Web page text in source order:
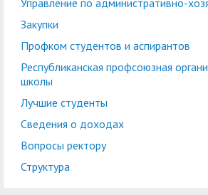
Международная
деятельность
Закупки
Республиканская
Центр тестирования
иностранных граждан
по русскому языку
Центр
Центр русского языка
Управление по административно-
Закупки
Профком студентов и аспирантов
Республиканская профсоюзная
школы
Лучшие студенты
Сведения о доходах
Вопросы ректору
Структура